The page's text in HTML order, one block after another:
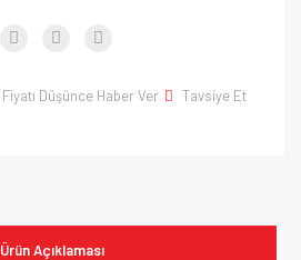
Fiyatı Düşünce Haber Ver Tavsiye Et
Ürün Açıklaması